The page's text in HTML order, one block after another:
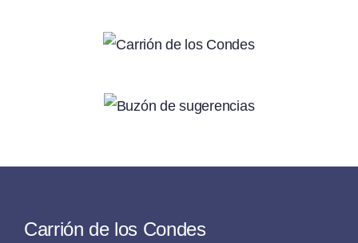
Carrión de los Condes